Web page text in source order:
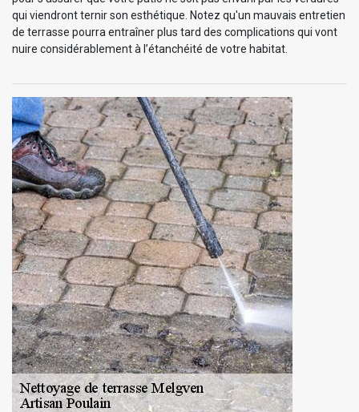
qui viendront ternir son esthétique. Notez qu'un mauvais entretien
de terrasse pourra entraîner plus tard des complications qui vont
nuire considérablement à l’étanchéité de votre habitat.